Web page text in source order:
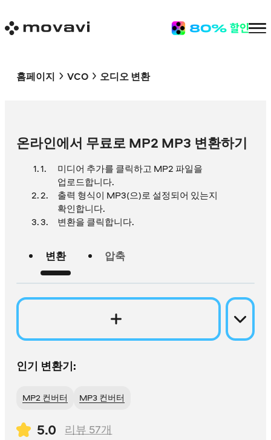
홈페이지 VCO 오디오 변환
온라인에서 무료로 MP2 MP3 변환하기
미디어 추가를 클릭하고 MP2 파일을
업로드합니다.
출력 형식이 MP3(으)로 설정되어 있는지
확인합니다.
변환을 클릭합니다.
변환 압축
인기 변환기:
MP2 컨버터 MP3 컨버터
5.0 리뷰 57개